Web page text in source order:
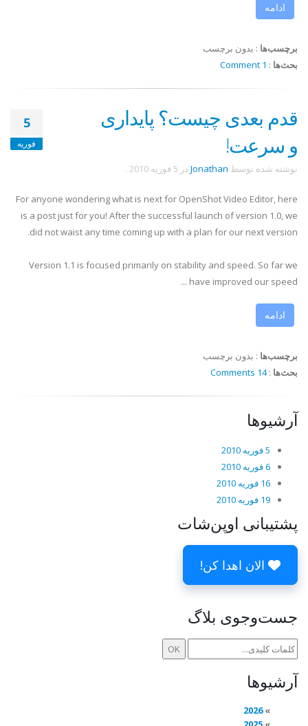
ادامه
برچسب‌ها : بدون برچسب
بحث‌ها :
1 Comment
5
فوریه
قدم بعدی چیست؟ پایداری
و سرعت!
نوشته شده توسط Jonathan در 5 فوریه 2010 .
For anyone wondering what is next for OpenShot Video Editor, here
is a post just for you! After the successful launch of version 1.0, we
did not waist any time coming up with a plan for our next version.
Version 1.1 is focused primarily on stability and speed. So far we
have improved our speed ...
ادامه
برچسب‌ها : بدون برچسب
بحث‌ها :
14 Comments
آرشیوها
5 فوریه 2010
6 فوریه 2010
16 فوریه 2010
19 فوریه 2010
پشتیبانی اوپن‌شات
الان اهدا کن!
جست‌وجوی بلاگ
آرشیوها
2026